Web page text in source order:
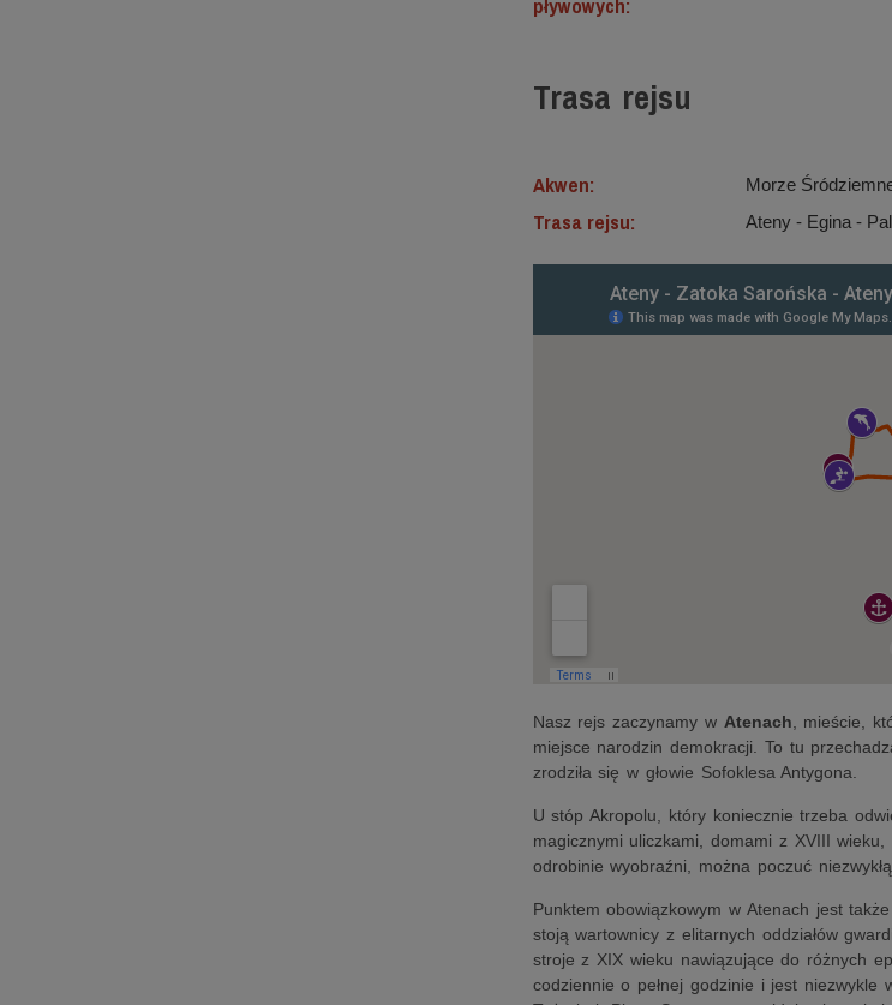
Trasa rejsu
Akwen: Morze
Trasa rejsu: Ateny - Egina -
Nasz rejs zaczynamy w Atenach , mieście,
miejsce narodzin demokracji. To tu
zrodziła się w głowie Sofoklesa Antygona.
U stóp Akropolu, który koniecznie trzeba
magicznymi uliczkami, domami z XVIII
odrobinie wyobraźni, można poczuć
Punktem obowiązkowym w Atenach jest
stoją wartownicy z elitarnych oddziałów
stroje z XIX wieku nawiązujące do różnych
codziennie o pełnej godzinie i jest niezwykle